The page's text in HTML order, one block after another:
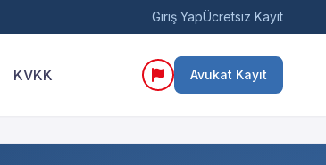
Giriş YapÜcretsiz Kayıt
KVKK Avukat Kayıt